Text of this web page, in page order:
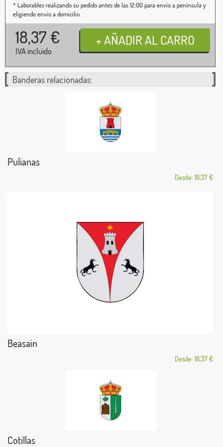
* Laborables realizando su pedido antes de las 12:00 para envío a península y
eligiendo envío a domicilio.
18,37 €
IVA incluido
Banderas relacionadas:
Pulianas
Desde: 18,37 €
Beasain
Desde: 18,37 €
Cotillas